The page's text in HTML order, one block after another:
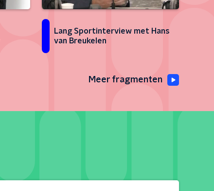
Lang Sportinterview met Hans
van Breukelen
Meer fragmenten